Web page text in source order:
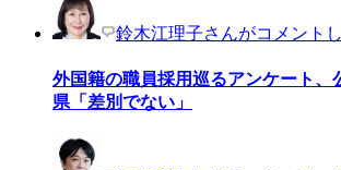
鈴木江理子さんがコメント
外国籍の職員採用巡るアンケート
県「差別でない」